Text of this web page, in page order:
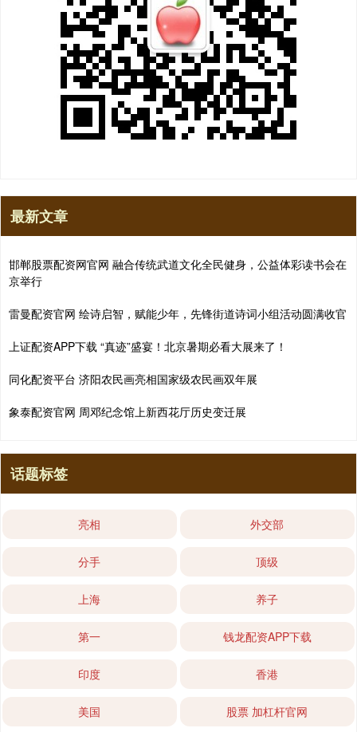
最新文章
邯郸股票配资网官网 融合传统武道文化全民健身，公益体彩读书会在
京举行
雷曼配资官网 绘诗启智，赋能少年，先锋街道诗词小组活动圆满收官
上证配资APP下载 “真迹”盛宴！北京暑期必看大展来了！
同化配资平台 济阳农民画亮相国家级农民画双年展
象泰配资官网 周邓纪念馆上新西花厅历史变迁展
话题标签
亮相 外交部
分手 顶级
上海 养子
第一 钱龙配资APP下载
印度 香港
美国 股票 加杠杆官网